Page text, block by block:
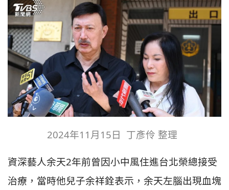
2024年11月15日 丁彥伶 整理
資深藝人余天2年前曾因小中風住進台北榮總接受
治療，當時他兒子余祥銓表示，余天左腦出現血塊